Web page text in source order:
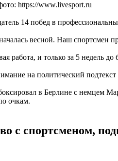
https://www.livesport.ru
14 побед в
весной. Наш спортсмен
работа, и только за 5 недель до
на политический
в Берлине с немцем
очкам.
с спортсменом,